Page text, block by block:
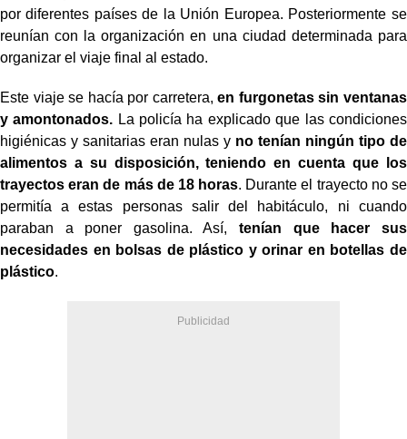
por diferentes países de la Unión Europea. Posteriormente se
reunían con la organización en una ciudad determinada para
organizar el viaje final al estado.
Este viaje se hacía por carretera, en furgonetas sin ventanas
y amontonados. La policía ha explicado que las condiciones
higiénicas y sanitarias eran nulas y no tenían ningún tipo de
alimentos a su disposición, teniendo en cuenta que los
trayectos eran de más de 18 horas. Durante el trayecto no se
permitía a estas personas salir del habitáculo, ni cuando
paraban a poner gasolina. Así, tenían que hacer sus
necesidades en bolsas de plástico y orinar en botellas de
plástico.